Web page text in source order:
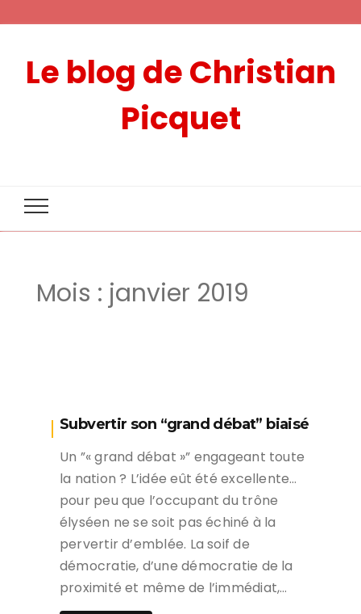
Le blog de Christian
Picquet
Mois : janvier 2019
Subvertir son “grand débat” biaisé
Un ”« grand débat »” engageant toute
la nation ? L’idée eût été excellente…
pour peu que l’occupant du trône
élyséen ne se soit pas échiné à la
pervertir d’emblée. La soif de
démocratie, d’une démocratie de la
proximité et même de l’immédiat,…